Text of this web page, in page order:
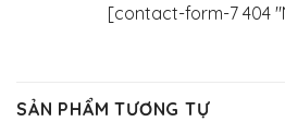
[contact-form-7 404
SẢN PHẨM TƯƠNG TỰ